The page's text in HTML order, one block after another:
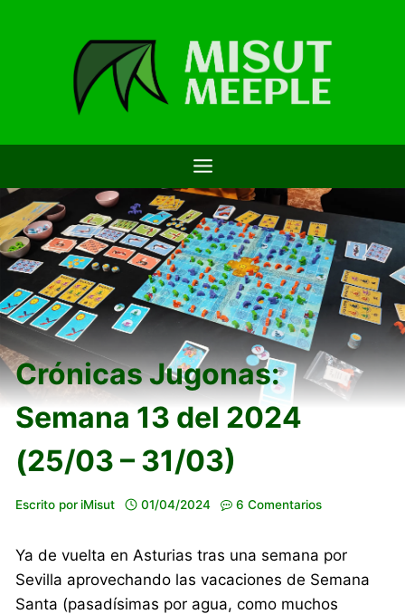
Crónicas Jugonas:
Semana 13 del 2024
(25/03 – 31/03)
Escrito por iMisut 01/04/2024 6 Comentarios
Ya de vuelta en Asturias tras una semana por
Sevilla aprovechando las vacaciones de Semana
Santa (pasadísimas por agua, como muchos